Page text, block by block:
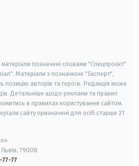
матеріали позначені словами "Спецпроєкт"
Матеріали з позначкою "Експерт",
позицію авторів та героїв. Редакція може
Детальніше щодо реклами та правил
в правилах користування сайтом.
сайту призначені для осіб старше 21
79008
77